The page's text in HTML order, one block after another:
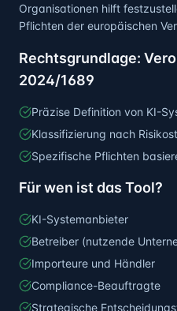
Organisationen hilft
Pflichten der europäischen
Rechtsgrundlage:
2024/1689
Präzise Definition von KI-
Klassifizierung nach
Spezifische Pflichten
Für wen ist das Tool?
KI-Systemanbieter
Betreiber (nutzende
Importeure und Händler
Compliance-Beauftragte
Strategische